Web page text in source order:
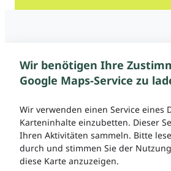
Wir benötigen Ihre
Google Maps-Service zu
Wir verwenden einen Service eines
Karteninhalte einzubetten. Dieser
Ihren Aktivitäten sammeln. Bitte
durch und stimmen Sie der
diese Karte anzuzeigen.